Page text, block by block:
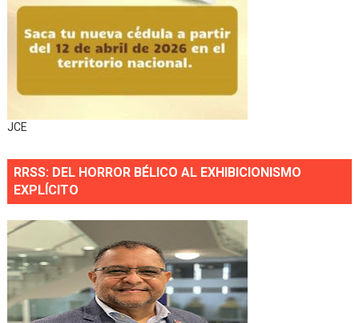
JCE
RRSS: DEL HORROR BÉLICO AL EXHIBICIONISMO
EXPLÍCITO